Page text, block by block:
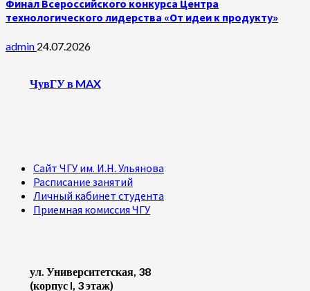
Финал Всероссийского конкурса Центра
технологического лидерства «От идеи к продукту»
admin 24.07.2026
ЧувГУ в MAX
Сайт ЧГУ им. И.Н. Ульянова
Расписание занятий
Личный кабинет студента
Приемная комиссия ЧГУ
ул. Университетская, 38
(корпус I, 3 этаж)